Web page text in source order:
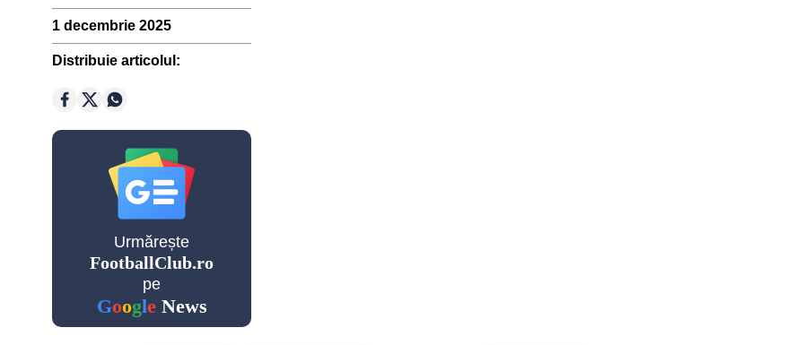
Reconstrucție Manchester United
Meciuri Champions League
Golgheteri La Liga
Golgheteri Premier League
1 decembrie 2025
Distribuie articolul:
Urmărește
FootballClub.ro
pe
GoogleNews